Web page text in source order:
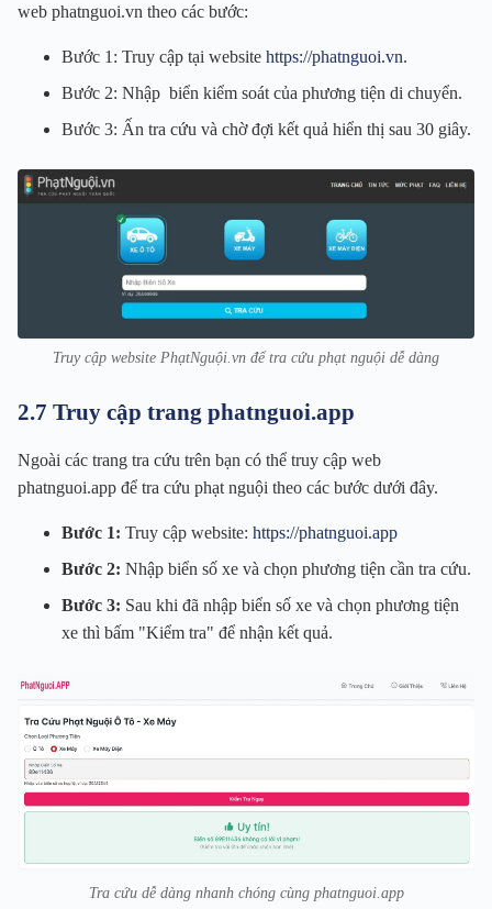
web phatnguoi.vn theo các bước:
Bước 1: Truy cập tại website https://phatnguoi.vn.
Bước 2: Nhập biển kiểm soát của phương tiện di chuyển.
Bước 3: Ấn tra cứu và chờ đợi kết quả hiển thị sau 30 giây.
Truy cập website PhạtNguội.vn để tra cứu phạt nguội dễ dàng
2.7 Truy cập trang phatnguoi.app
Ngoài các trang tra cứu trên bạn có thể truy cập web
phatnguoi.app để tra cứu phạt nguội theo các bước dưới đây.
Bước 1: Truy cập website: https://phatnguoi.app
Bước 2: Nhập biển số xe và chọn phương tiện cần tra cứu.
Bước 3: Sau khi đã nhập biển số xe và chọn phương tiện
xe thì bấm "Kiểm tra" để nhận kết quả.
Tra cứu dễ dàng nhanh chóng cùng phatnguoi.app